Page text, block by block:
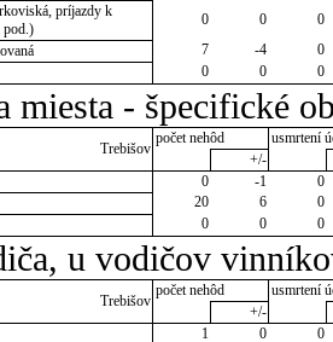
príjazdy k
pod.)
0 0
0
7 -4
0
0 0 0
miesta - špecifické
Trebišov
počet nehôd
usmrtení
+/-
0 -1
0
20 6
0
0 0 0
u vodičov
Trebišov
počet nehôd
usmrtení
+/-
1 0
0